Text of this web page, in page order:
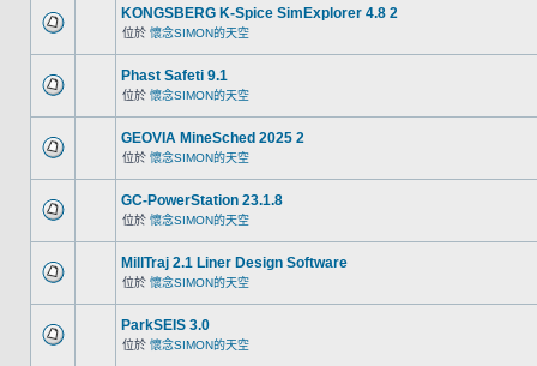
KONGSBERG K-Spice SimExplorer 4.8 2
位於 懷念SIMON的天空
Phast Safeti 9.1
位於 懷念SIMON的天空
GEOVIA MineSched 2025 2
位於 懷念SIMON的天空
GC-PowerStation 23.1.8
位於 懷念SIMON的天空
MillTraj 2.1 Liner Design Software
位於 懷念SIMON的天空
ParkSEIS 3.0
位於 懷念SIMON的天空